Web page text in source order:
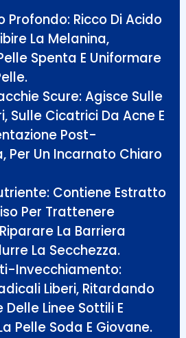
Profondo: Ricco Di Acido
La Melanina,
Spenta E Uniformare
Scure: Agisce Sulle
Sulle Cicatrici Da Acne E
Post-
Per Un Incarnato Chiaro
Contiene Estratto
Per Trattenere
La Barriera
La Secchezza.
Invecchiamento:
Liberi, Ritardando
Delle Linee Sottili E
Pelle Soda E Giovane.